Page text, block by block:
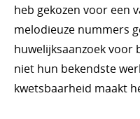
heb gekozen voor een
melodieuze nummers
huwelijksaanzoek voor
niet hun bekendste
kwetsbaarheid maakt